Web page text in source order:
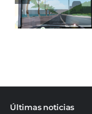
Últimas noticias